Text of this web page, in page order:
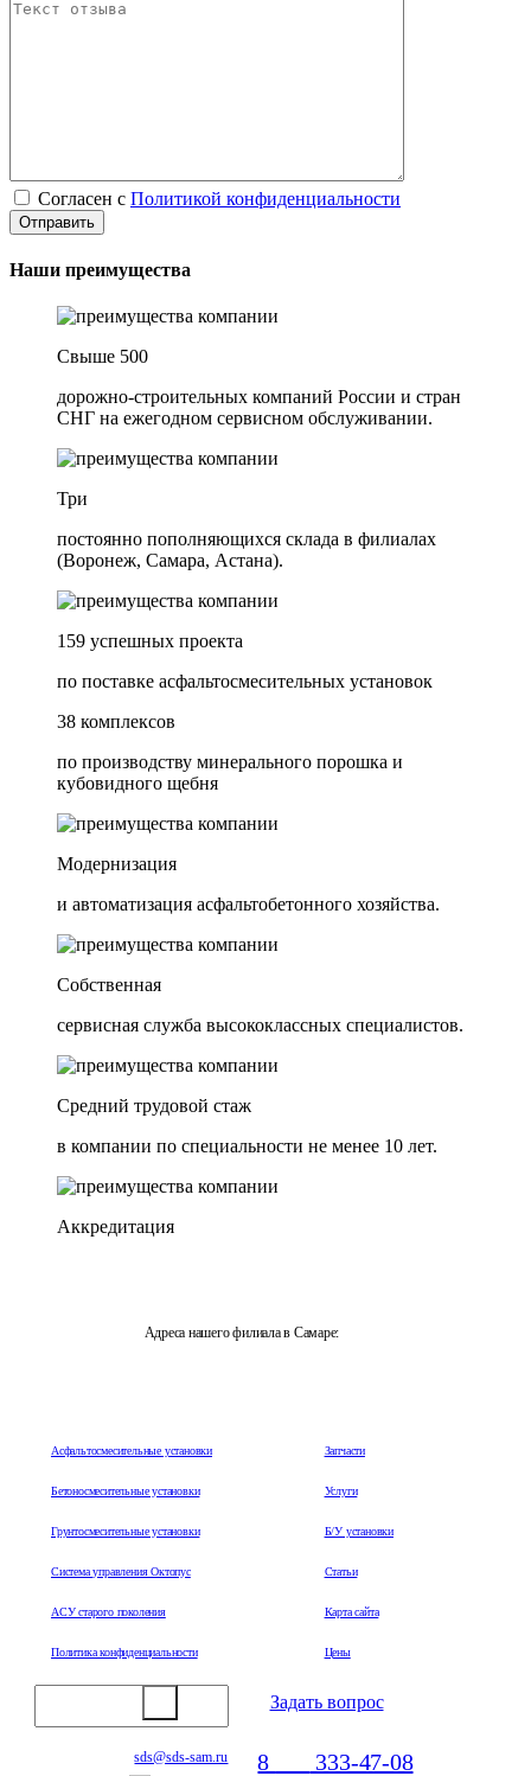
Согласен с Политикой конфиденциальности
Наши преимущества
Свыше 500
дорожно-строительных компаний России и стран
СНГ на ежегодном сервисном обслуживании.
Три
постоянно пополняющихся склада в филиалах
(Воронеж, Самара, Астана).
159 успешных проекта
по поставке асфальтосмесительных установок
38 комплексов
по производству минерального порошка и
кубовидного щебня
Модернизация
и автоматизация асфальтобетонного хозяйства.
Собственная
сервисная служба высококлассных специалистов.
Средний трудовой стаж
в компании по специальности не менее 10 лет.
Аккредитация
Адреса нашего филиала в Самаре:
Асфальтосмесительные установки
Бетоносмесительные установки
Грунтосмесительные установки
Система управления Октопус
АСУ старого поколения
Политика конфиденциальности
Запчасти
Услуги
Б/У установки
Статьи
Карта сайта
Цены
Задать вопрос
sds@sds-sam.ru
8 333-47-08